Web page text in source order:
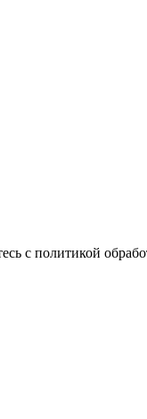
с политикой